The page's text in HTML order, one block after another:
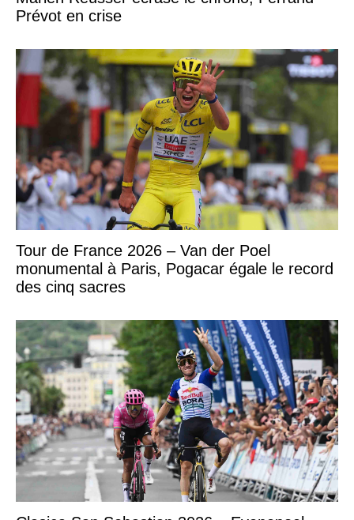
Prévot en crise
Tour de France 2026 – Van der Poel
monumental à Paris, Pogacar égale le record
des cinq sacres